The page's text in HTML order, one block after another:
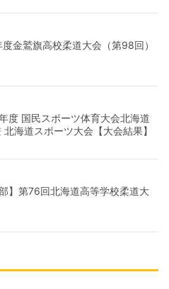
度金鷲旗高校柔道大会（第98回）
度 国民スポーツ体育大会北海道
海道スポーツ大会【大会結果】
】第76回北海道高等学校柔道大